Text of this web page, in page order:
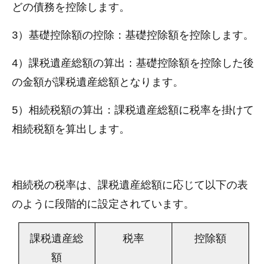
どの債務を控除します。
3）基礎控除額の控除：基礎控除額を控除します。
4）課税遺産総額の算出：基礎控除額を控除した後
の金額が課税遺産総額となります。
5）相続税額の算出：課税遺産総額に税率を掛けて
相続税額を算出します。
相続税の税率は、課税遺産総額に応じて以下の表
のように段階的に設定されています。
課税遺産総
額
税率 控除額